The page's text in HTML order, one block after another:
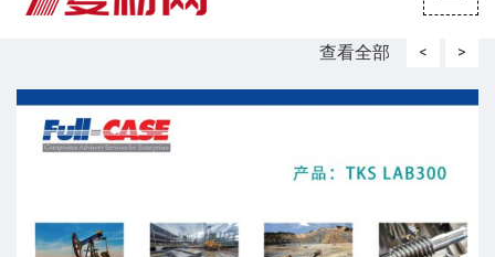
查看全部 < >